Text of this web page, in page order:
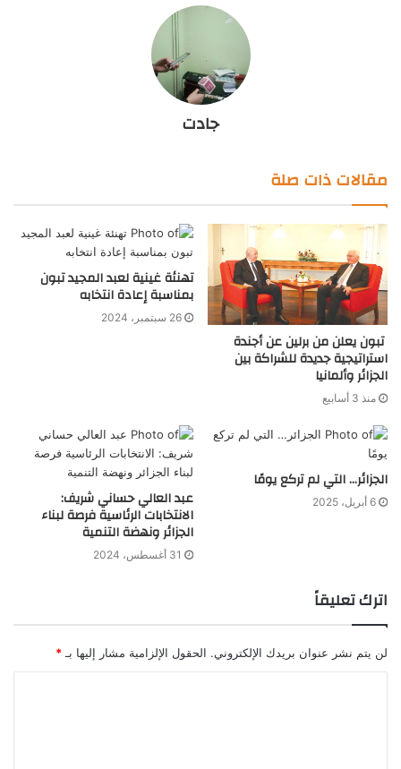
جادت
مقالات ذات صلة
تبون يعلن من برلين عن أجندة
استراتيجية جديدة للشراكة بين
الجزائر وألمانيا
منذ 3 أسابيع
تهنئة غينية لعبد المجيد تبون
بمناسبة إعادة انتخابه
26 سبتمبر، 2024
الجزائر… التي لم تركع يومًا
6 أبريل، 2025 عبد العالي حساني شريف:
الانتخابات الرئاسية فرصة لبناء
الجزائر ونهضة التنمية
31 أغسطس، 2024
اترك تعليقاً
لن يتم نشر عنوان بريدك الإلكتروني. الحقول الإلزامية مشار إليها بـ *